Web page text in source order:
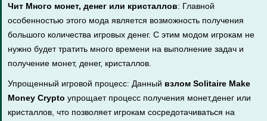
Чит Много монет, денег или кристаллов: Главной
особенностью этого мода является возможность получения
большого количества игровых денег. С этим модом игрокам не
нужно будет тратить много времени на выполнение задач и
получение монет, денег, кристаллов.
Упрощенный игровой процесс: Данный взлом Solitaire Make
Money Crypto упрощает процесс получения монет,денег или
кристаллов, что позволяет игрокам сосредотачиваться на